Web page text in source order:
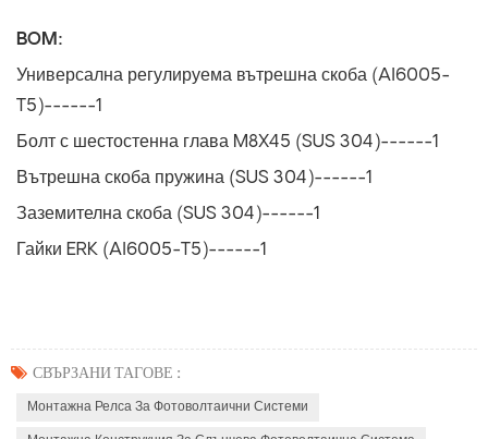
BOM:
Универсална регулируема вътрешна скоба (Al6005-
T5)------1
Болт с шестостенна глава M8X45 (SUS 304)------1
Вътрешна скоба пружина (SUS 304)------1
Заземителна скоба (SUS 304)------1
Гайки ERK (Al6005-T5)------1
СВЪРЗАНИ ТАГОВЕ :
Монтажна Релса За Фотоволтаични Системи